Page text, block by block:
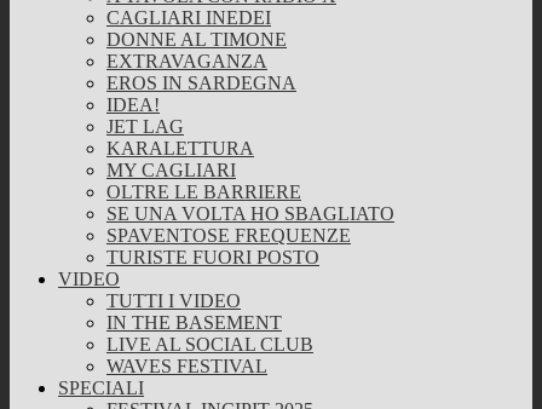
CAGLIARI INEDEI
DONNE AL TIMONE
EXTRAVAGANZA
EROS IN SARDEGNA
IDEA!
JET LAG
KARALETTURA
MY CAGLIARI
OLTRE LE BARRIERE
SE UNA VOLTA HO SBAGLIATO
SPAVENTOSE FREQUENZE
TURISTE FUORI POSTO
VIDEO
TUTTI I VIDEO
IN THE BASEMENT
LIVE AL SOCIAL CLUB
WAVES FESTIVAL
SPECIALI